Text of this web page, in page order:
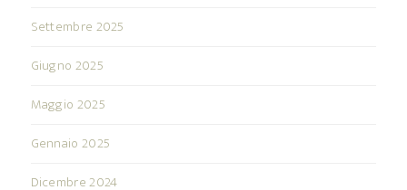
Settembre 2025
Giugno 2025
Maggio 2025
Gennaio 2025
Dicembre 2024